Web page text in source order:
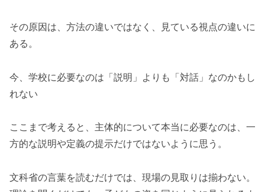
その原因は、方法の違いではなく、見ている視点の違いに
ある。
今、学校に必要なのは「説明」よりも「対話」なのかもし
れない
ここまで考えると、主体的について本当に必要なのは、一
方的な説明や定義の提示だけではないように思う。
文科省の言葉を読むだけでは、現場の見取りは揃わない。